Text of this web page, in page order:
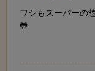
ワシもスーパーの
🐸